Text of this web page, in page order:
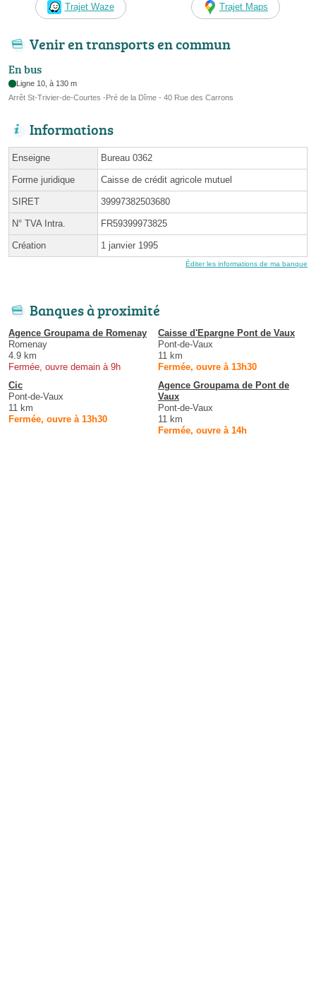
Trajet Waze Trajet Maps
Venir en transports en commun
En bus
Ligne 10, à 130 m
Arrêt St-Trivier-de-Courtes -Pré de la Dîme - 40 Rue des Carrons
Informations
Enseigne Bureau 0362
Forme juridique Caisse de crédit agricole mutuel
SIRET 39997382503680
N° TVA Intra. FR59399973825
Création 1 janvier 1995
Éditer les informations de ma banque
Banques à proximité
Agence Groupama de Romenay
Romenay
4.9 km
Fermée, ouvre demain à 9h
Caisse d'Epargne Pont de Vaux
Pont-de-Vaux
11 km
Fermée, ouvre à 13h30
Cic
Pont-de-Vaux
11 km
Fermée, ouvre à 13h30
Agence Groupama de Pont de
Vaux
Pont-de-Vaux
11 km
Fermée, ouvre à 14h